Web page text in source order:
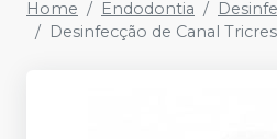
Home Endodontia
Desinfecção de Canal